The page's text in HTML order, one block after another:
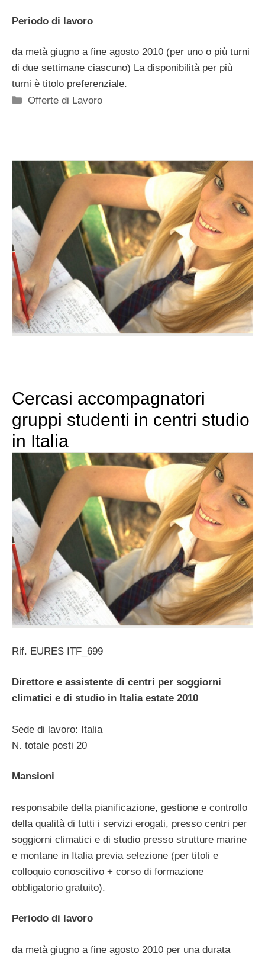
Periodo di lavoro
da metà giugno a fine agosto 2010 (per uno o più turni
di due settimane ciascuno) La disponibilità per più
turni è titolo preferenziale.
Categorie
Offerte di Lavoro
Cercasi accompagnatori
gruppi studenti in centri studio
in Italia
Rif. EURES ITF_699
Direttore e assistente di centri per soggiorni
climatici e di studio in Italia estate 2010
Sede di lavoro: Italia
N. totale posti 20
Mansioni
responsabile della pianificazione, gestione e controllo
della qualità di tutti i servizi erogati, presso centri per
soggiorni climatici e di studio presso strutture marine
e montane in Italia previa selezione (per titoli e
colloquio conoscitivo + corso di formazione
obbligatorio gratuito).
Periodo di lavoro
da metà giugno a fine agosto 2010 per una durata